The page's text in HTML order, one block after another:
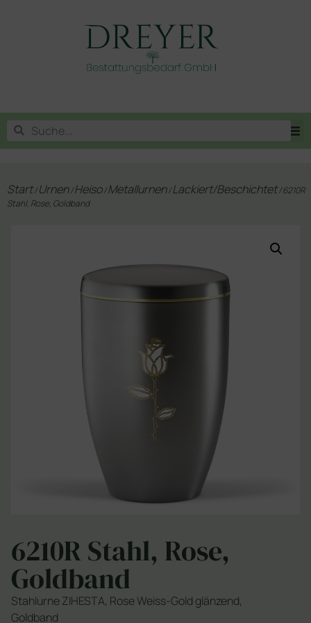
Start/Urnen/Heiso/Metallurnen/Lackiert/Beschichtet/ 6210R
Stahl, Rose, Goldband
6210R Stahl, Rose,
Goldband
Stahlurne ZIHESTA, Rose Weiss-Gold glänzend,
Goldband